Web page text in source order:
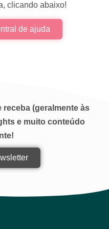
clicando abaixo!
de ajuda
(geralmente às
e muito conteúdo